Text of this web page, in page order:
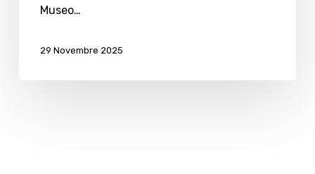
Museo…
29 Novembre 2025